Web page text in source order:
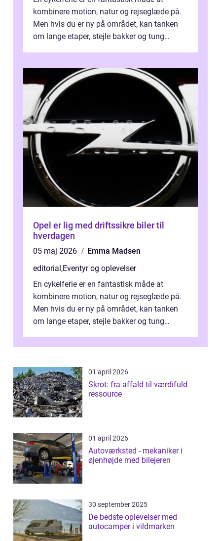
kombinere motion, natur og rejseglæde på.
Men hvis du er ny på området, kan tanken
om lange etaper, stejle bakker og tung
Opel er lig med driftssikre biler til
hverdagen
05 maj 2026
Emma Madsen
editorial,Eventyr og oplevelser
En cykelferie er en fantastisk måde at
kombinere motion, natur og rejseglæde på.
Men hvis du er ny på området, kan tanken
om lange etaper, stejle bakker og tung
01 april 2026
Skrot: fra affald til værdifuld
ressource
01 april 2026
Autoværksted - mekaniker i
øjenhøjde med bilejeren
30 september 2025
De bedste oplevelser med
autocamper i vildmarken